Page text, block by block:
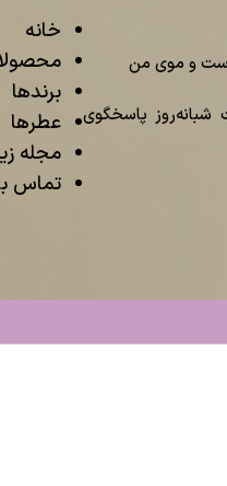
و موی من
، ۲۴ ساعت شبانه‌روز پاسخگوی
خانه
برندها
عطرها
مجله
تماس